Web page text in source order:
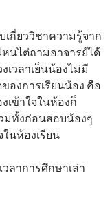
เกี่ยววิชาความรู้จาก
นไต่ถามอาจารย์ได้
เวลาเย็นน้องไม่มี
องการเรียนน้อง คือ
เข้าใจในห้องก็
มทั้งก่อนสอบน้องๆ
ในห้องเรียน
ลาการศึกษาเล่า